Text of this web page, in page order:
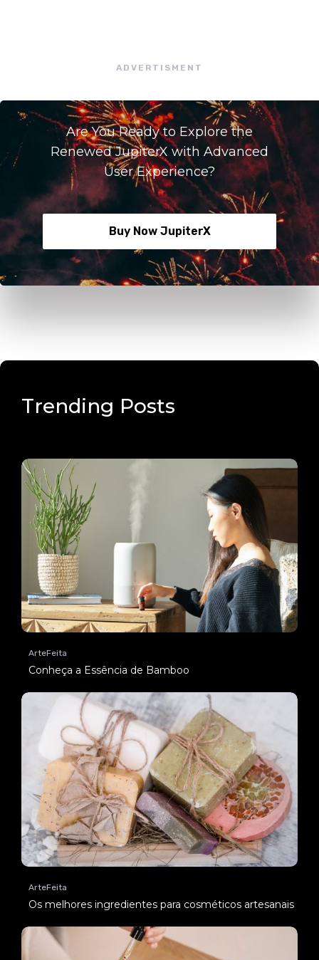
ADVERTISMENT
Are You Ready to Explore the
Renewed JupiterX with Advanced
User Experience?
Buy Now JupiterX
Trending Posts
ArteFeita
Conheça a Essência de Bamboo
ArteFeita
Os melhores ingredientes para cosméticos artesanais